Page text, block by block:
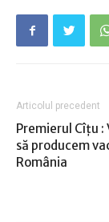
Articolul precedent
Premierul Cîţu :
să producem
România